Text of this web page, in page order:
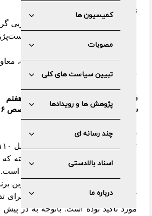
کمیسیون ها
مصوبات
تبیین سیاست های کلی
پژوهش ها و رویدادها
چند رسانه ای
اسناد بالادستی
درباره ما
نویسندگان
محسن کشاورز، دکترای اقتصاد، مربی
اقتصاد و صنعت پژوهشکده
راهبردی حکمت
حسین عرب اسدی، دکترای مدیریت،
سازمان اداری و استخدامی كشور
فصلنامه سیاست کلان؛ ویژه برنامه هفتم
سال دهم، شماره دهم، پاییز ۱۴۰۱، صص ۴۶-۲۷
چکیده
عهده مقام معظم رهبری قرار داشته که
مقررات از جمله برنامه‌های توسعه
مبنای برنامه‌های توسعه از زمان تدوین
کار قرار گرفته و به عنوان مبنایی برای
مورد تاکید بوده است. باتوجه به در پیش